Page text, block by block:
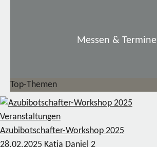
Messen & Termine
Top-Themen
Veranstaltungen
Azubibotschafter-Workshop 2025
28.02.2025 Katja Daniel 2